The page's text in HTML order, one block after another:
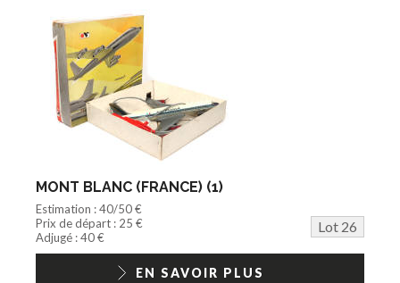
MONT BLANC (FRANCE) (1)
Estimation : 40/50 €
Prix de départ : 25 €
Lot 26
Adjugé : 40 €
EN SAVOIR PLUS